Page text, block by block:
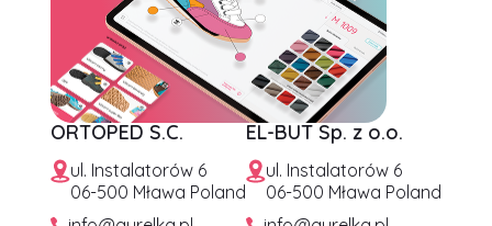
ORTOPED S.C.
ul. Instalatorów 6
06-500 Mława Poland
EL-BUT Sp. z o.o.
ul. Instalatorów 6
06-500 Mława Poland